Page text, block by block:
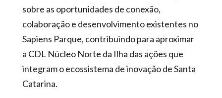
sobre as oportunidades de conexão,
colaboração e desenvolvimento existentes no
Sapiens Parque, contribuindo para aproximar
a CDL Núcleo Norte da Ilha das ações que
integram o ecossistema de inovação de Santa
Catarina.